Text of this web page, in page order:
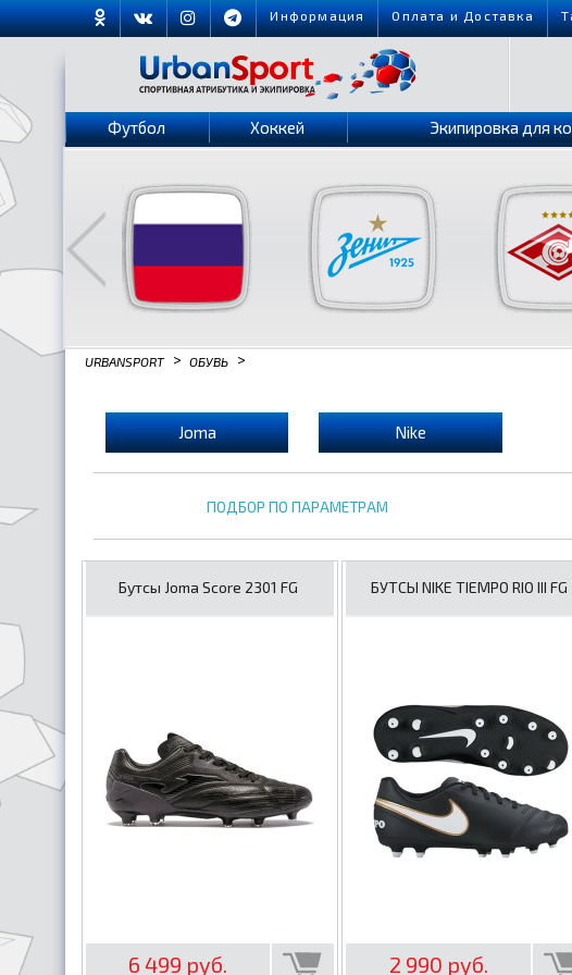
Информация Оплата и Доставка
Футбол Хоккей Экипировка для
URBANSPORT > ОБУВЬ >
Joma Nike
ПОДБОР ПО ПАРАМЕТРАМ
Бутсы Joma Score 2301 FG
6 499 руб.
БУТСЫ NIKE TIEMPO RIO III FG
2 990 руб.